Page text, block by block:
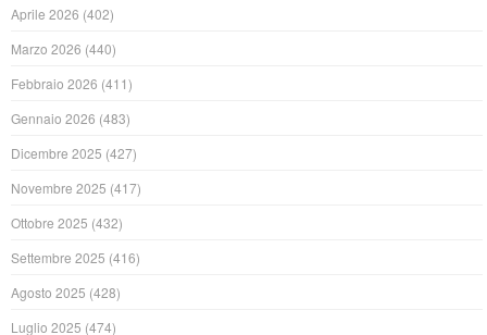
Aprile 2026 (402)
Marzo 2026 (440)
Febbraio 2026 (411)
Gennaio 2026 (483)
Dicembre 2025 (427)
Novembre 2025 (417)
Ottobre 2025 (432)
Settembre 2025 (416)
Agosto 2025 (428)
Luglio 2025 (474)